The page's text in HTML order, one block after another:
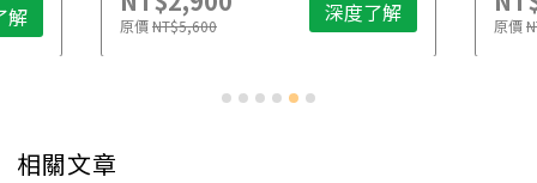
解 原價NT$5,600 深度了解 原價
相關文章